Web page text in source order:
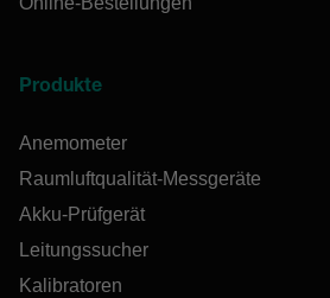
Produkte
Anemometer
Raumluftqualität-Messgeräte
Akku-Prüfgerät
Leitungssucher
Kalibratoren